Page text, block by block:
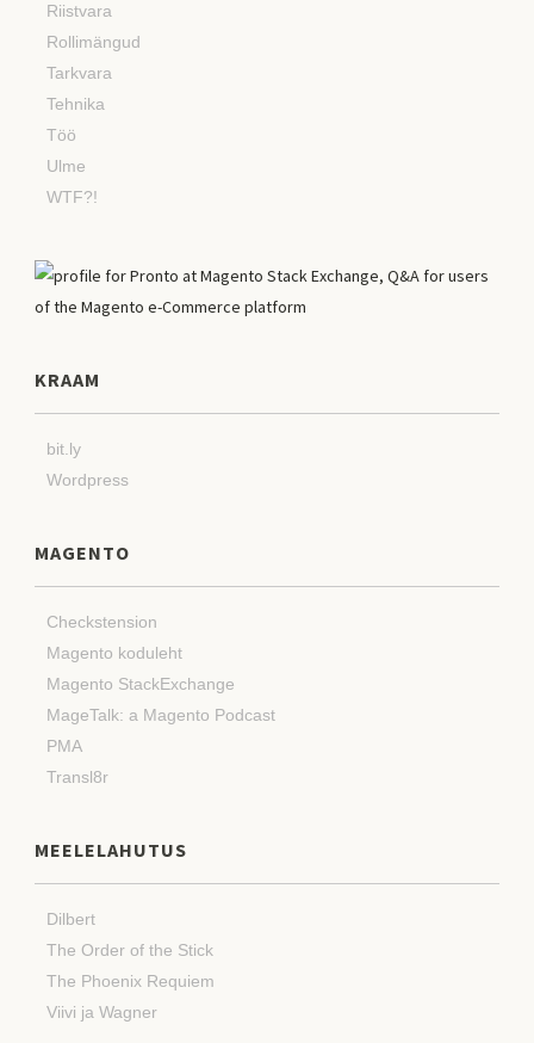
Riistvara
Rollimängud
Tarkvara
Tehnika
Töö
Ulme
WTF?!
KRAAM
bit.ly
Wordpress
MAGENTO
Checkstension
Magento koduleht
Magento StackExchange
MageTalk: a Magento Podcast
PMA
Transl8r
MEELELAHUTUS
Dilbert
The Order of the Stick
The Phoenix Requiem
Viivi ja Wagner